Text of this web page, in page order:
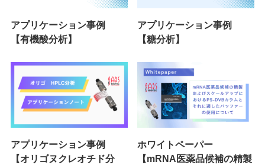
アプリケーション事例
【有機酸分析】
アプリケーション事例
【糖分析】
アプリケーション事例
【オリゴヌクレオチド分
ホワイトペーパー
【mRNA医薬品候補の精製